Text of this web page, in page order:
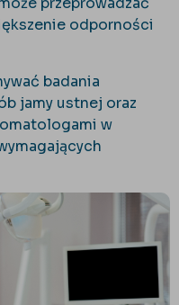
odporności
badania
jamy ustnej oraz
w